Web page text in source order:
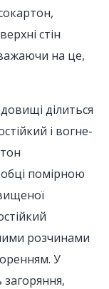
стін
на це,
ділиться
і вогне-
помірною
розчинами
У
загоряння,